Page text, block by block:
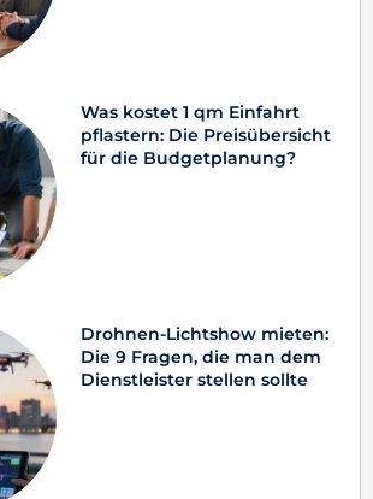
Was kostet 1 qm Einfahrt
pflastern: Die Preisübersicht
für die Budgetplanung?
Drohnen-Lichtshow mieten:
Die 9 Fragen, die man dem
Dienstleister stellen sollte